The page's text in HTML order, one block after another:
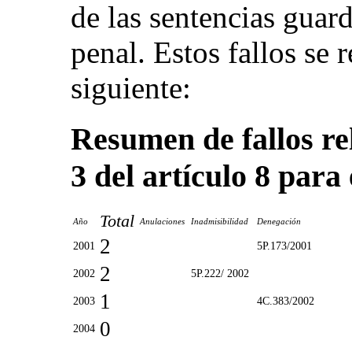
de las sentencias
penal. Estos fallos se
siguiente:
Resumen de fallos
3 del artículo 8 para
Año Total Anulaciones Inadmisibilidad Denegación
2001 2 5P.173/2001
2002 2 5P.222/ 2002
2003 1 4C.383/2002
2004 0